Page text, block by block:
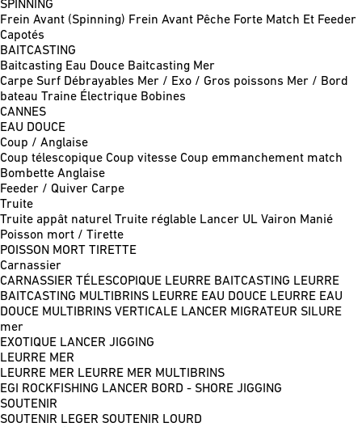
SPINNING
Frein Avant (Spinning) Frein Avant Pêche Forte Match Et Feeder
Capotés
BAITCASTING
Baitcasting Eau Douce Baitcasting Mer
Carpe Surf Débrayables Mer / Exo / Gros poissons Mer / Bord
bateau Traine Électrique Bobines
CANNES
EAU DOUCE
Coup / Anglaise
Coup télescopique Coup vitesse Coup emmanchement match
Bombette Anglaise
Feeder / Quiver Carpe
Truite
Truite appât naturel Truite réglable Lancer UL Vairon Manié
Poisson mort / Tirette
POISSON MORT TIRETTE
Carnassier
CARNASSIER TÉLESCOPIQUE LEURRE BAITCASTING LEURRE
BAITCASTING MULTIBRINS LEURRE EAU DOUCE LEURRE EAU
DOUCE MULTIBRINS VERTICALE LANCER MIGRATEUR SILURE
mer
EXOTIQUE LANCER JIGGING
LEURRE MER
LEURRE MER LEURRE MER MULTIBRINS
EGI
ROCKFISHING LANCER BORD - SHORE JIGGING
SOUTENIR
SOUTENIR LEGER SOUTENIR LOURD